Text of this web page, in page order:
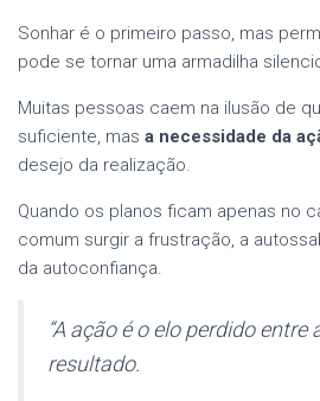
Sonhar é o primeiro passo, mas
pode se tornar uma armadilha
Muitas pessoas caem na ilusão de
suficiente, mas a necessidade da
desejo da realização.
Quando os planos ficam apenas no
comum surgir a frustração, a
da autoconfiança.
“A ação é o elo perdido entre
resultado.